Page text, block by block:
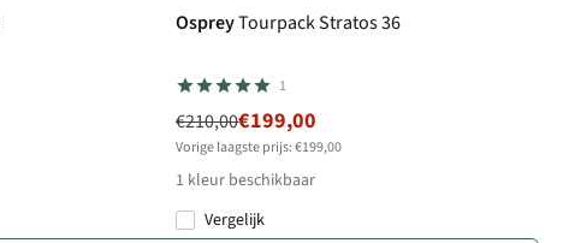
OspreyTourpack Stratos 36
1
€210,00€199,00
Vorige laagste prijs: €199,00
1 kleur beschikbaar
Vergelijk